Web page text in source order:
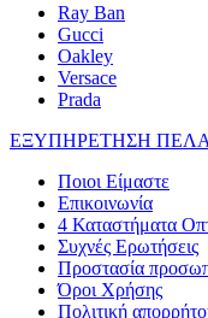
Ray Ban
Gucci
Oakley
Versace
Prada
ΕΞΥΠΗΡΕΤΗΣΗ
Ποιοι Είμαστε
Επικοινωνία
4 Καταστήματα
Συχνές Ερωτήσεις
Προστασία
Όροι Χρήσης
Πολιτική